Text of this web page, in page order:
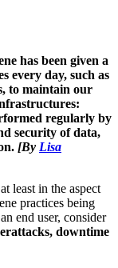
has been given a
every day, such as
to maintain our
regularly by
security of data,
[By Lisa
least in the aspect
practices being
end user, consider
downtime